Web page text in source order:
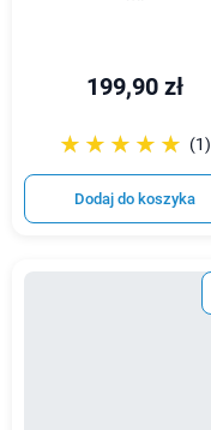
199,90 zł
☆☆☆☆☆
★★★★★ (1)
Dodaj do koszyka